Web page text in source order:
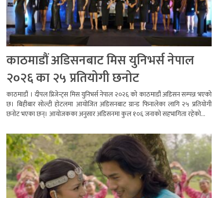
काठमाडौं अडिसनबाट मिस युनिभर्स नेपाल
२०२६ का २५ प्रतियोगी छनोट
काठमाडौं । दीपल प्रिजेन्ट्स मिस युनिभर्स नेपाल २०२६ को काठमाडौं अडिसन सम्पन्न भएको
छ। बिहीबार सोल्टी होटलमा आयोजित अडिसनबाट ग्रान्ड फिनालेका लागि २५ प्रतियोगी
छनोट भएका छन्। आयोजकका अनुसार अडिसनमा कुल १०६ जनाको सहभागिता रहेको...